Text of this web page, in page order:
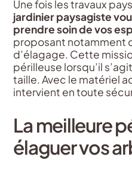
Une fois les travaux
jardinier paysagiste
prendre soin de vos
proposant notamment
d’élagage. Cette
périlleuse lorsqu’il
taille. Avec le matériel
intervient en toute
La meilleure
élaguer vos